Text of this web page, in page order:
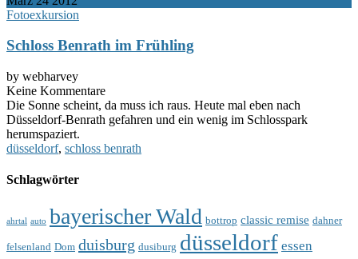
Fotoexkursion
Schloss Benrath im Frühling
by webharvey
Keine Kommentare
Die Sonne scheint, da muss ich raus. Heute mal eben nach
Düsseldorf-Benrath gefahren und ein wenig im Schlosspark
herumspaziert.
düsseldorf, schloss benrath
Schlagwörter
ahrtal auto bayerischer Wald bottrop classic remise dahner
felsenland Dom duisburg dusiburg düsseldorf essen